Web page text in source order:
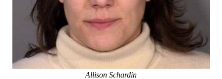
Allison Schardin